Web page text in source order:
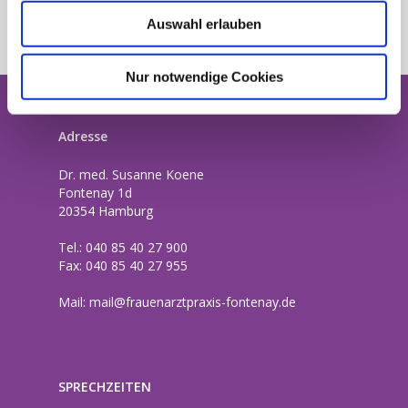
Auswahl erlauben
Nur notwendige Cookies
8:00 Uhr – 14:00 Uhr
Adresse
Dr. med. Susanne Koene
Fontenay 1d
20354 Hamburg
Tel.: 040 85 40 27 900
Fax: 040 85 40 27 955
Mail: mail@frauenarztpraxis-fontenay.de
SPRECHZEITEN